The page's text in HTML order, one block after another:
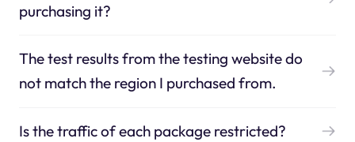
purchasing it?
The test results from the testing website do
not match the region I purchased from.
Is the traffic of each package restricted?